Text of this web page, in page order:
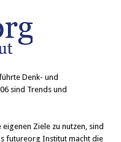
Denk- und
sind Trends und
Ziele zu nutzen, sind
futureorg Institut macht die